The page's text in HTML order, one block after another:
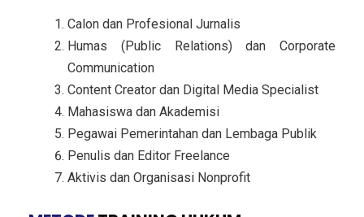
Calon dan Profesional Jurnalis
Humas (Public Relations) dan Corporate
Communication
Content Creator dan Digital Media Specialist
Mahasiswa dan Akademisi
Pegawai Pemerintahan dan Lembaga Publik
Penulis dan Editor Freelance
Aktivis dan Organisasi Nonprofit